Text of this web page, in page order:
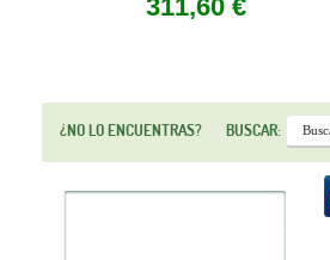
311,60 €
¿NO LO ENCUENTRAS? BUSCAR: